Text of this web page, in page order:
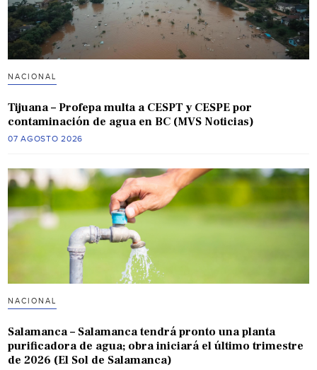
NACIONAL
Tijuana – Profepa multa a CESPT y CESPE por
contaminación de agua en BC (MVS Noticias)
07 AGOSTO 2026
NACIONAL
Salamanca – Salamanca tendrá pronto una planta
purificadora de agua; obra iniciará el último trimestre
de 2026 (El Sol de Salamanca)